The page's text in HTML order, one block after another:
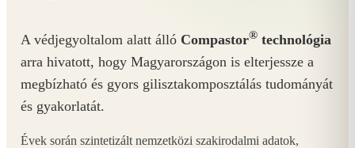
A védjegyoltalom alatt álló Compastor® technológia
arra hivatott, hogy Magyarországon is elterjessze a
megbízható és gyors gilisztakomposztálás tudományát
és gyakorlatát.
Évek során szintetizált nemzetközi szakirodalmi adatok,